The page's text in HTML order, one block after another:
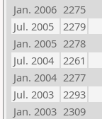
Jan. 2006 2275
Jul. 2005
2279
Jan. 2005 2278
Jul. 2004
2261
Jan. 2004 2277
Jul. 2003
2293
Jan. 2003 2309